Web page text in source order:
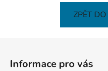
ZPĚT
Informace pro vás